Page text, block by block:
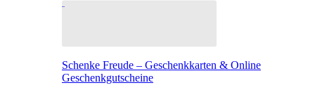
Schenke Freude – Geschenkkarten & Online
Geschenkgutscheine